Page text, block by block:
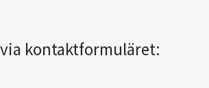
kontaktformuläret: